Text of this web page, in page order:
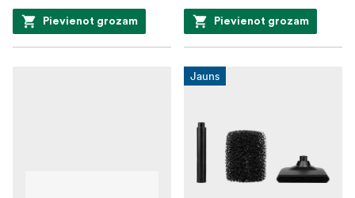
Pievienot grozam Pievienot grozam
Jauns